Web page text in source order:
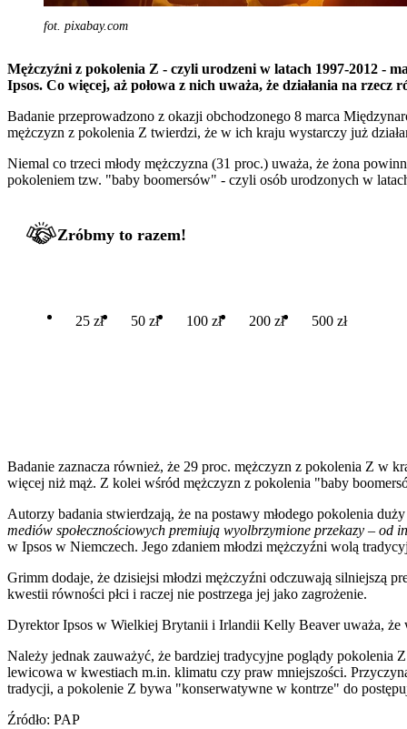
fot. pixabay.com
Mężczyźni z pokolenia Z - czyli urodzeni w latach 1997-2012 -
Ipsos. Co więcej, aż połowa z nich uważa, że działania na rzecz
Badanie przeprowadzono z okazji obchodzonego 8 marca
mężczyzn z pokolenia Z twierdzi, że w ich kraju wystarczy już
Niemal co trzeci młody mężczyzna (31 proc.) uważa, że żona
pokoleniem tzw. "baby boomersów" - czyli osób urodzonych w
Zróbmy to razem!
25 zł 50 zł 100 zł 200 zł 500 zł
Badanie zaznacza również, że 29 proc. mężczyzn z pokolenia Z w
więcej niż mąż. Z kolei wśród mężczyzn z pokolenia "baby
Autorzy badania stwierdzają, że na postawy młodego pokolenia
mediów społecznościowych premiują wyolbrzymione przekazy –
w Ipsos w Niemczech. Jego zdaniem młodzi mężczyźni wolą
Grimm dodaje, że dzisiejsi młodzi mężczyźni odczuwają silniejszą
kwestii równości płci i raczej nie postrzega jej jako zagrożenie.
Dyrektor Ipsos w Wielkiej Brytanii i Irlandii Kelly Beaver uważa, że
Należy jednak zauważyć, że bardziej tradycyjne poglądy pokolenia
lewicowa w kwestiach m.in. klimatu czy praw mniejszości.
tradycji, a pokolenie Z bywa "konserwatywne w kontrze" do
Źródło: PAP